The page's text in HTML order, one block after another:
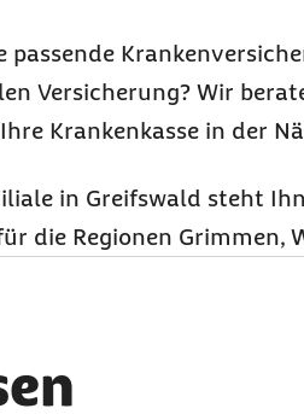
passende
Versicherung? Wir
Krankenkasse in der
in Greifswald steht
die Regionen